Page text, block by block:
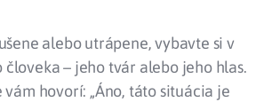
alebo utrápene, vybavte si v
– jeho tvár alebo jeho hlas.
vám hovorí: „Áno, táto situácia je